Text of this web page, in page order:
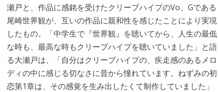
瀬戸と、作品に感銘を受けたクリープハイプのVo、Gである
尾崎世界観が、互いの作品に親和性を感じたことにより実現
したもの。「中学生で『世界観』を聴いてから、人生の最低
な時も、最高な時もクリープハイプを聴いていました」と語
る大瀬戸は、「自分はクリープハイプの、疾走感のあるメロ
ディの中に感じる切なさに昔から憧れています。ねずみの初
恋第1章は、その感覚を生み出したくて制作していました」